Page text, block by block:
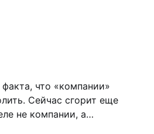
что «компании»
Сейчас сгорит еще
не компании, а